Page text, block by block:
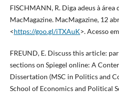
FISCHMANN, R. Diga adeus à
MacMagazine. MacMagazine, 12
<https://goo.gl/iTXAuK>. Acesso
FREUND, E. Discuss this article:
sections on Spiegel online: A
Dissertation (MSC in Politics and
School of Economics and Political